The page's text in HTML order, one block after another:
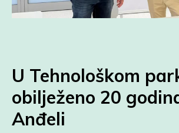
U Tehnološkom
obilježeno 20
Anđeli